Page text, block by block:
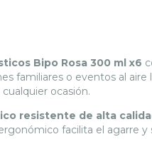
Bipo Rosa 300 ml x6
familiares o eventos al
ocasión.
resistente de alta
facilita el agarre